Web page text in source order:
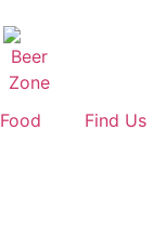
Food Find Us